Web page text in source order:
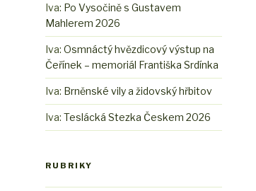
Iva: Po Vysočině s Gustavem
Mahlerem 2026
Iva:Osmnáctý hvězdicový výstup na
Čeřínek – memoriál Františka Srdínka
Iva: Brněnské vily a židovský hřbitov
Iva:Teslácká Stezka Českem 2026
RUBRIKY